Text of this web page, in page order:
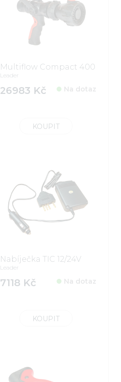
Multiflow Compact 400
Leader
26983 Kč Na dotaz
KOUPIT
Nabíječka TIC 12/24V
Leader
7118 Kč Na dotaz
KOUPIT